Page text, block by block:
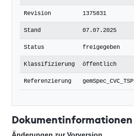
Revision 1375831
Stand 07.07.2025
Status freigegeben
Klassifizierung öffentlich
Referenzierung gemSpec_CVC_TSP
Dokumentinformationen